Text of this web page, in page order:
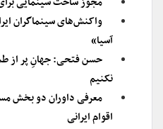
واکنش‌های سینماگران
آسیا»
حسن فتحی: جهانِ پر از
نکنیم
معرفی داوران دو بخش
اقوام ایرانی